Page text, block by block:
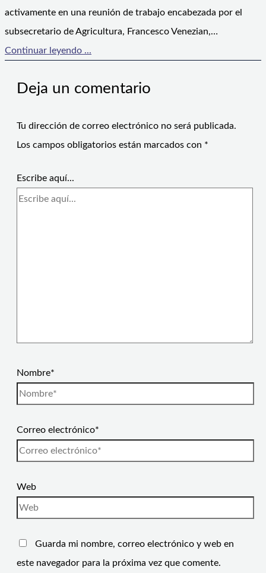
activamente en una reunión de trabajo encabezada por el
subsecretario de Agricultura, Francesco Venezian,…
Continuar leyendo ...
Deja un comentario
Tu dirección de correo electrónico no será publicada.
Los campos obligatorios están marcados con *
Escribe aquí...
Nombre*
Correo electrónico*
Web
Guarda mi nombre, correo electrónico y web en
este navegador para la próxima vez que comente.